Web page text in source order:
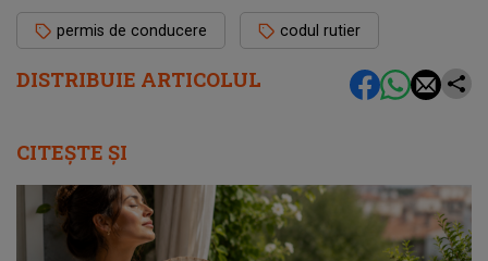
DISTRIBUIE ARTICOLUL
permis de conducere codul rutier
CITEȘTE ȘI